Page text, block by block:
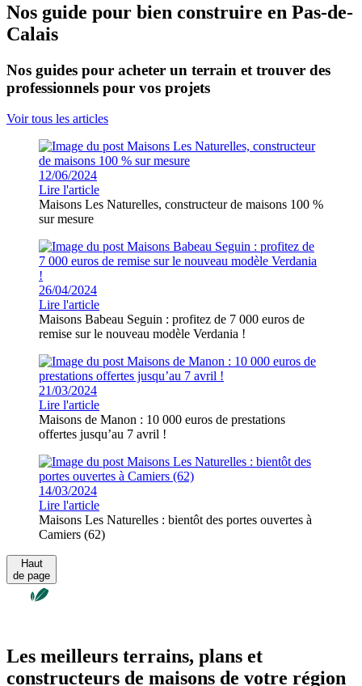
Nos guide pour bien construire en Pas-de-
Calais
Nos guides pour acheter un terrain et trouver des
professionnels pour vos projets
Voir tous les articles
12/06/2024
Lire l'article
Maisons Les Naturelles, constructeur de maisons 100 %
sur mesure
26/04/2024
Lire l'article
Maisons Babeau Seguin : profitez de 7 000 euros de
remise sur le nouveau modèle Verdania !
21/03/2024
Lire l'article
Maisons de Manon : 10 000 euros de prestations
offertes jusqu’au 7 avril !
14/03/2024
Lire l'article
Maisons Les Naturelles : bientôt des portes ouvertes à
Camiers (62)
Haut
de page
Les meilleurs terrains, plans et
constructeurs de maisons de votre région